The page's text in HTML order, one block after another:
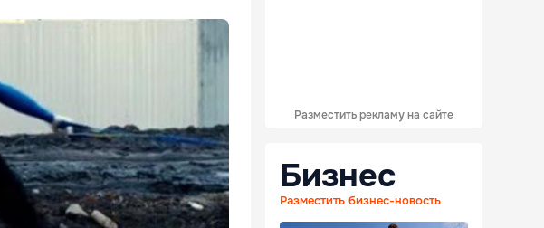
Разместить рекламу на сайте
Бизнес
Разместить бизнес-новость